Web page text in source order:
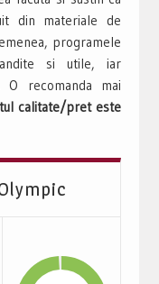
din materiale de
programele
si utile, iar
O recomanda mai
calitate/pret este